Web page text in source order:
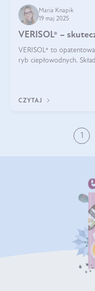
Maria Knapik
19 maj 2025
VERISOL® –
VERISOL® to
ryb ciepłowodnych. Składniki stymulują fibroblasty do
CZYTAJ
1